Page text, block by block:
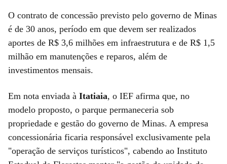
O contrato de concessão previsto pelo governo de Minas
é de 30 anos, período em que devem ser realizados
aportes de R$ 3,6 milhões em infraestrutura e de R$ 1,5
milhão em manutenções e reparos, além de
investimentos mensais.
Em nota enviada à Itatiaia, o IEF afirma que, no
modelo proposto, o parque permaneceria sob
propriedade e gestão do governo de Minas. A empresa
concessionária ficaria responsável exclusivamente pela
"operação de serviços turísticos", cabendo ao Instituto